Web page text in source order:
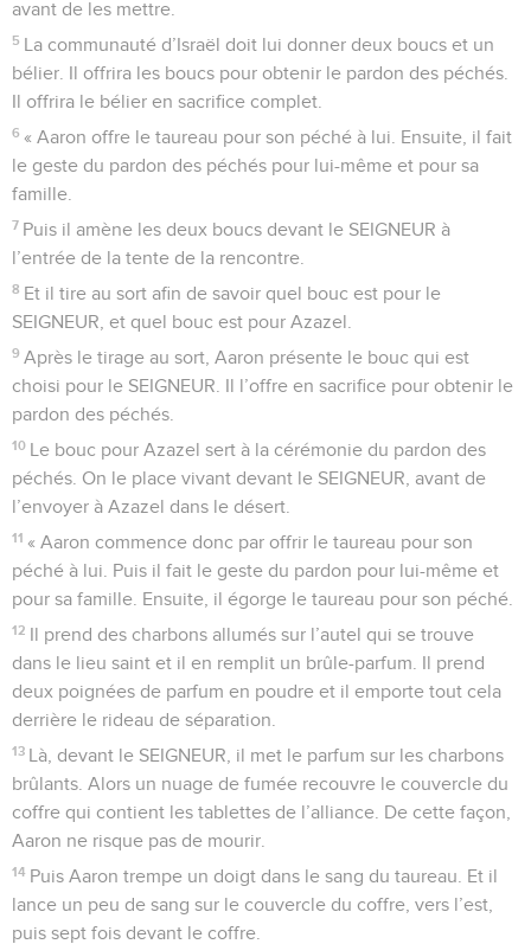
avant de les mettre.
5 La communauté d’Israël doit lui donner deux boucs et un
bélier. Il offrira les boucs pour obtenir le pardon des péchés.
Il offrira le bélier en sacrifice complet.
6 « Aaron offre le taureau pour son péché à lui. Ensuite, il fait
le geste du pardon des péchés pour lui-même et pour sa
famille.
7 Puis il amène les deux boucs devant le SEIGNEUR à
l’entrée de la tente de la rencontre.
8 Et il tire au sort afin de savoir quel bouc est pour le
SEIGNEUR, et quel bouc est pour Azazel.
9 Après le tirage au sort, Aaron présente le bouc qui est
choisi pour le SEIGNEUR. Il l’offre en sacrifice pour obtenir le
pardon des péchés.
10 Le bouc pour Azazel sert à la cérémonie du pardon des
péchés. On le place vivant devant le SEIGNEUR, avant de
l’envoyer à Azazel dans le désert.
11 « Aaron commence donc par offrir le taureau pour son
péché à lui. Puis il fait le geste du pardon pour lui-même et
pour sa famille. Ensuite, il égorge le taureau pour son péché.
12 Il prend des charbons allumés sur l’autel qui se trouve
dans le lieu saint et il en remplit un brûle-parfum. Il prend
deux poignées de parfum en poudre et il emporte tout cela
derrière le rideau de séparation.
13 Là, devant le SEIGNEUR, il met le parfum sur les charbons
brûlants. Alors un nuage de fumée recouvre le couvercle du
coffre qui contient les tablettes de l’alliance. De cette façon,
Aaron ne risque pas de mourir.
14 Puis Aaron trempe un doigt dans le sang du taureau. Et il
lance un peu de sang sur le couvercle du coffre, vers l’est,
puis sept fois devant le coffre.